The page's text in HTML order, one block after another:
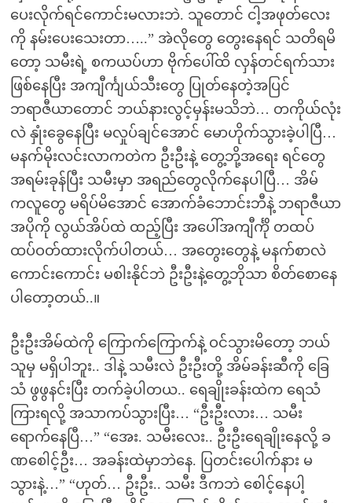
ပေးလိုက်ရင်ကောင်းမလားဘဲ. သူတောင် ငါ့အဖုတ်လေး
ကို နမ်းပေးသေးတာ…..” အဲလိုတွေ တွေးနေရင် သတိရမိ
တော့ သမီးရဲ့ စကယပ်ဟာ ဗိုက်ပေါ်ထိ လှန်တင်ရက်သား
ဖြစ်နေပြီး အကျီင်္ကျယ်သီးတွေ ပြုတ်နေတဲ့အပြင်
ဘရာဇီယာတောင် ဘယ်နားလွင့်မှန်းမသိဘဲ… တကိုယ်လုံး
လဲ နှုံးခွေနေပြီး မလှုပ်ချင်အောင် မောဟိုက်သွားခဲ့ပါပြီ…
မနက်မိုးလင်းလာကတဲက ဦးဦးနဲ့ တွေ့ဘို့အရေး ရင်တွေ
အရမ်းခုန်ပြီး သမီးမှာ အရည်တွေလိုက်နေပါပြီ… အိမ်
ကလူတွေ မရိပ်မိအောင် အောက်ခံဘောင်းဘီနဲ့ ဘရာဇီယာ
အပိုကို လွယ်အိပ်ထဲ ထည့်ပြီး အပေါ်အကျီင်္ကို တထပ်
ထပ်ဝတ်ထားလိုက်ပါတယ်… အတွေးတွေနဲ့ မနက်စာလဲ
ကောင်းကောင်း မစါးနိုင်ဘဲ ဦးဦးနဲ့တွေ့ဘိုသာ စိတ်စောနေ
ပါတော့တယ်..။
ဦးဦးအိမ်ထဲကို ကြောက်ကြောက်နဲ့ ဝင်သွားမိတော့ ဘယ်
သူမှ မရှိပါဘူး.. ဒါနဲ့ သမီးလဲ ဦးဦးတို့ အိမ်ခန်းဆီကို ခြေ
သံ ဖွဖွနင်းပြီး တက်ခဲ့ပါတယ.. ရေချိုးခန်းထဲက ရေသံ
ကြားရလို့ အသာကပ်သွားပြီး… “ဦးဦးလား… သမီး
ရောက်နေပြီ…” “အေး. သမီးလေး.. ဦးဦးရေချိုးနေလို့ ခ
ဏစေါင့်ဦး… အခန်းထဲမှာဘဲနေ. ပြတင်းပေါက်နား မ
သွားနဲ့…” “ဟုတ်… ဦးဦး.. သမီး ဒီကဘဲ စေါင့်နေပါ့